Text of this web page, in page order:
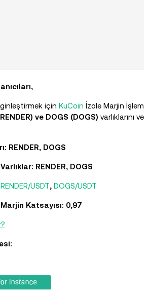
için KuCoin İzole Marjin İşlem
ve DOGS (DOGS) varlıklarını ve
RENDER, DOGS
RENDER, DOGS
RENDER/USDT, DOGS/USDT
Katsayısı: 0,97